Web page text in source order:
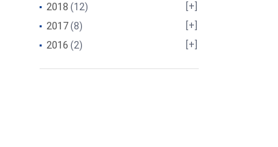
2018 (12)
2017(8)
2016 (2)